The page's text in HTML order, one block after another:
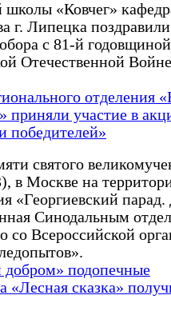
«Ковчег»
г. Липецка поздравили
с 81-й
Отечественной
отделения
приняли участие в
победителей»
святого
в Москве на
«Георгиевский
Синодальным
со Всероссийской
добром» подопечные
«Лесная сказка»